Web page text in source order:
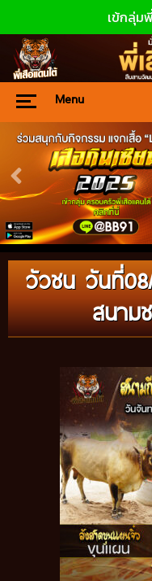
เข้กลุ่ม
Menu
วัวชน วันที่
สนาม